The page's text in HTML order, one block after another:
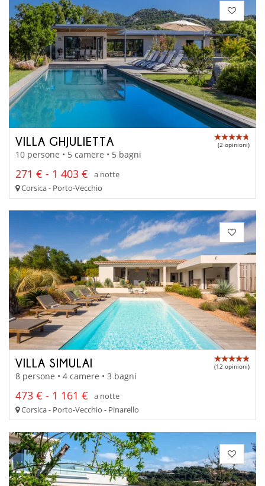
VILLA GHJULIETTA (2 opinioni)
10 persone • 5 camere • 5 bagni
271 € - 1 403 €
a notte
Corsica - Porto-Vecchio
VILLA SIMULAI (12 opinioni)
8 persone • 4 camere • 3 bagni
473 € - 1 161 €
a notte
Corsica - Porto-Vecchio - Pinarello